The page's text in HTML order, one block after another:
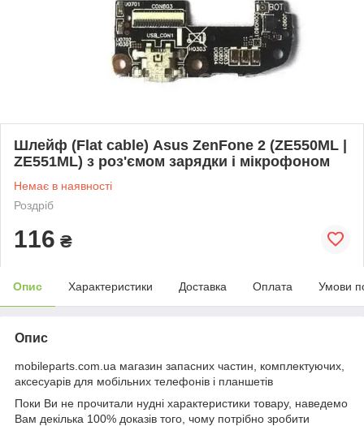
Шлейф (Flat cable) Asus ZenFone 2 (ZE550ML |
ZE551ML) з роз'ємом зарядки і мікрофоном
Немає в наявності
Роздріб
116 ₴
Опис Характеристики Доставка Оплата Умови
Опис
mobileparts.com.ua магазин запасних частин, комплектуючих,
аксесуарів для мобільних телефонів і планшетів
Поки Ви не прочитали нудні характеристики товару, наведемо
Вам декілька 100% доказів того, чому потрібно зробити